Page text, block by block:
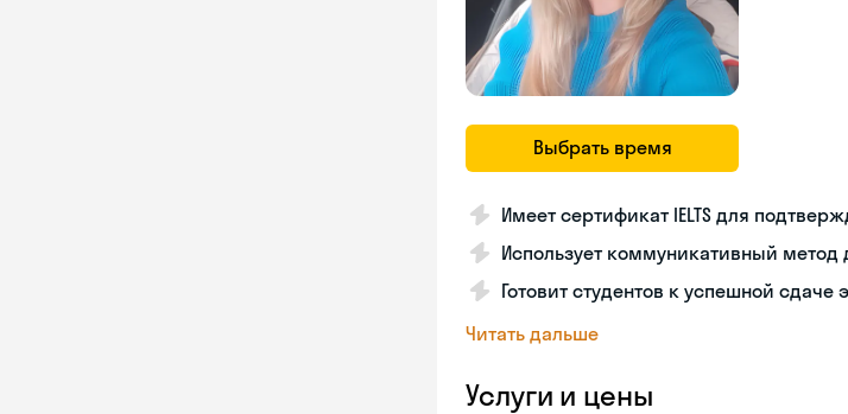
Выбрать время
Имеет сертификат IELTS для
Использует коммуникативный метод
Готовит студентов к успешной сдаче
Читать дальше
Услуги и цены